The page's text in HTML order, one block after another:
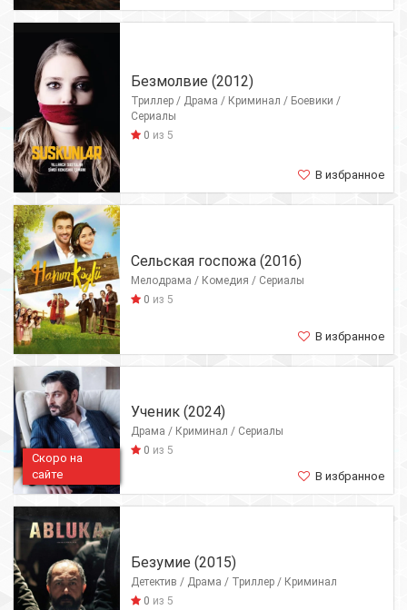
Безмолвие (2012)
Триллер / Драма / Криминал / Боевики /
Сериалы
0 из 5
В избранное
Сельская госпожа (2016)
Мелодрама / Комедия / Сериалы
0 из 5
В избранное
Скоро на
сайте
Ученик (2024)
Драма / Криминал / Сериалы
0 из 5
В избранное
Безумие (2015)
Детектив / Драма / Триллер / Криминал
0 из 5